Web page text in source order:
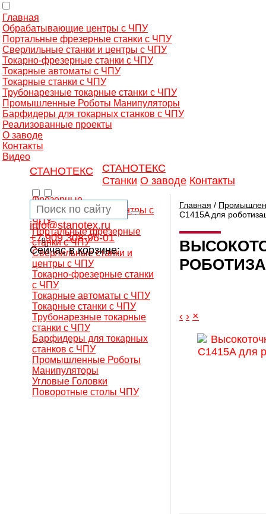
Главная
Обрабатывающие центры с ЧПУ
Портальные фрезерные станки с ЧПУ
Сверлильные станки и центры с ЧПУ
Токарно-фрезерные станки с ЧПУ
Токарные автоматы с ЧПУ
Токарные станки с ЧПУ
Трубонарезные токарные станки с ЧПУ
Промышленные Роботы Манипуляторы
Барфидеры для токарных станков с ЧПУ
Реализованные проекты
О заводе
Контакты
Видео
СТАНОТЕКС
СТАНОТЕКС
Станки О заводе Контакты
info@stanotex.ru
+7 909 308-96-01
Сейчас в корзине:
0
Фрезерные
обрабатывающие центры с
ЧПУ
Портальные фрезерные
станки с ЧПУ
Сверлильные станки и
центры с ЧПУ
Токарно-фрезерные станки
с ЧПУ
Токарные автоматы с ЧПУ
Токарные станки с ЧПУ
Трубонарезные токарные
станки с ЧПУ
Барфидеры для токарных
станков с ЧПУ
Промышленные Роботы
Манипуляторы
Угловые Головки
Поворотные столы ЧПУ
Главная /
C1415A для
‹ › ×